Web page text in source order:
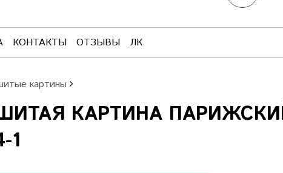
КОНТАКТЫ ОТЗЫВЫ ЛК
картины
КАРТИНА
1